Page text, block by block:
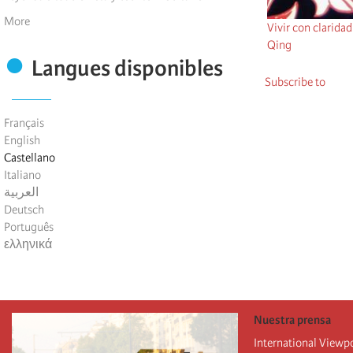
More
Langues disponibles
Français
English
Castellano
Italiano
العربية
Deutsch
Português
ελληνικά
Vivir con
Qing
Subscribe to
Nuestra prensa
International